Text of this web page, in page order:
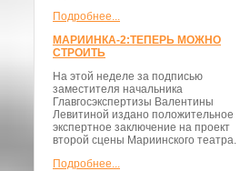
Подробнее...
МАРИИНКА-2:ТЕПЕРЬ МОЖНО
СТРОИТЬ
На этой неделе за подписью
заместителя начальника
Главгосэкспертизы Валентины
Левитиной издано положительное
экспертное заключение на проект
второй сцены Мариинского театра.
Подробнее...